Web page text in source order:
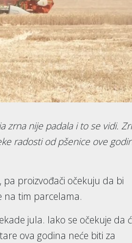
zrna nije padala i to se vidi.
radosti od pšenice ove
proizvođači očekuju da bi
na tim parcelama.
jula. Iako se očekuje da
ova godina neće biti za